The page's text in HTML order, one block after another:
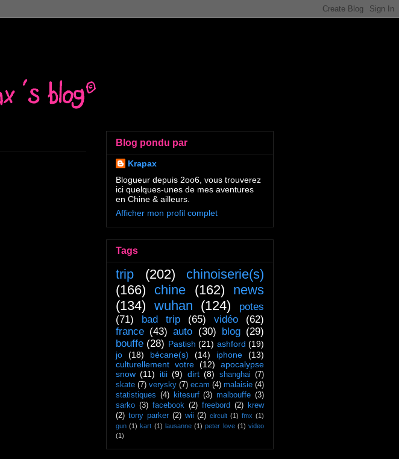
Blog pondu par
Krapax
Blogueur depuis 2oo6, vous trouverez
ici quelques-unes de mes aventures
en Chine & ailleurs.
Afficher mon profil complet
Tags
trip (202)
chinoiserie(s)
(166)
chine (162)
news
(134) wuhan (124)
potes
(71)
bad trip (65) vidéo
(62)
france (43) auto (30) blog (29)
bouffe (28) Pastish (21) ashford (19)
jo
(18) bécane(s) (14) iphone
(13)
culturellement votre (12)
apocalypse
snow (11) itii (9) dirt (8) shanghai (7)
skate (7) verysky (7) ecam (4) malaisie (4)
statistiques (4) kitesurf (3) malbouffe (3)
sarko (3) facebook (2) freebord (2)
krew
(2) tony parker (2) wii (2) circuit (1) fmx (1)
gun (1) kart (1) lausanne (1) peter love (1) video
(1)